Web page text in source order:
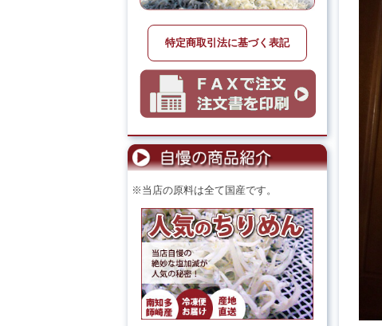
特定商取引法に基づく表記
※当店の原料は全て国産です。